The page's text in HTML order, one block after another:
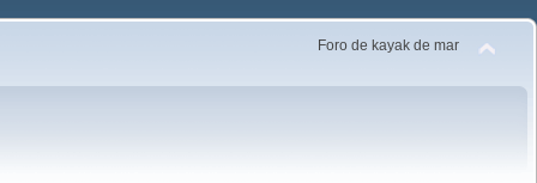
Foro de kayak de mar